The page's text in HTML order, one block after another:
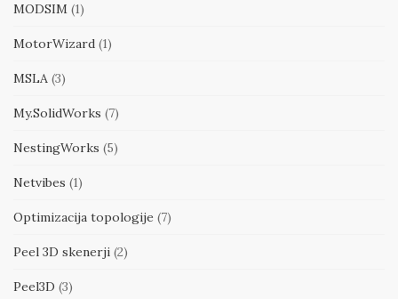
MODSIM (1)
MotorWizard (1)
MSLA (3)
My.SolidWorks (7)
NestingWorks (5)
Netvibes (1)
Optimizacija topologije (7)
Peel 3D skenerji (2)
Peel3D (3)